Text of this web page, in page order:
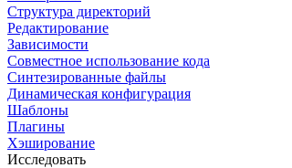
Структура директорий
Редактирование
Зависимости
Совместное использование кода
Синтезированные файлы
Динамическая конфигурация
Шаблоны
Плагины
Хэширование
Исследовать